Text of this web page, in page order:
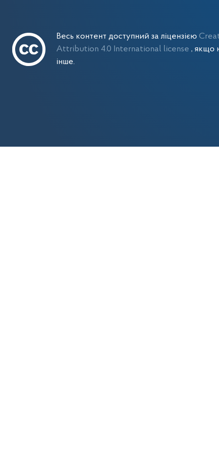
Весь контент доступний за ліцензією
Attribution 4.0 International license , якщо
інше.